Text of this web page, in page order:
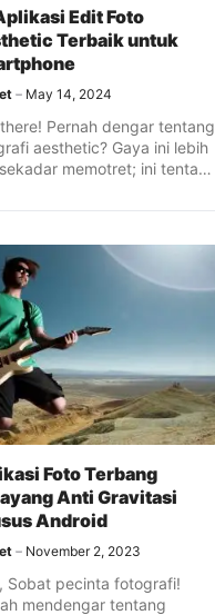
Edit Foto
Terbaik untuk
May 14, 2024
Pernah dengar tentang
aesthetic? Gaya ini lebih
memotret; ini tentang
Foto Terbang
Anti Gravitasi
Android
November 2, 2023
Sobat pecinta fotografi!
mendengar tentang